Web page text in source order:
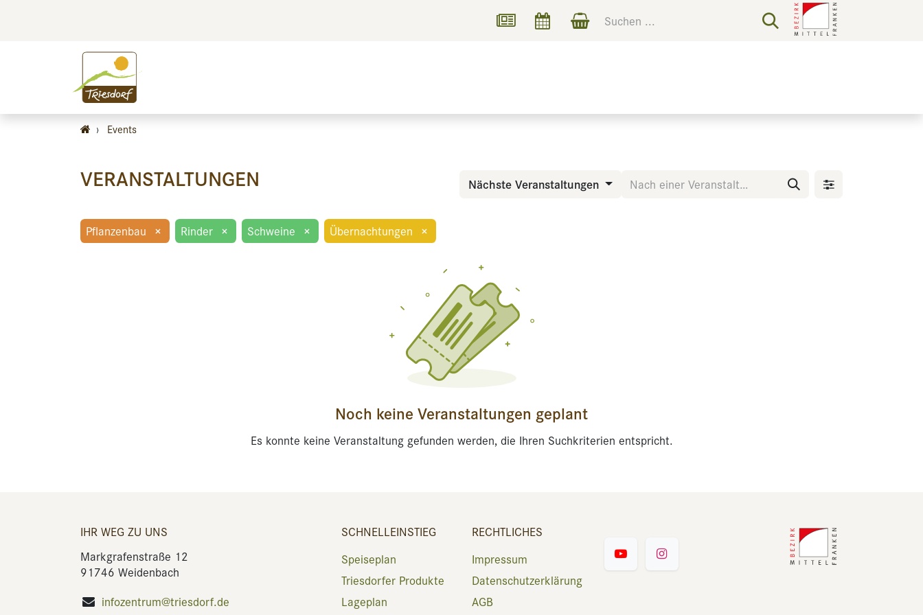
› Events
VERANSTALTUNGEN Nächste Veranstaltungen
Pflanzenbau × Rinder × Schweine × Übernachtungen ×
Noch keine Veranstaltungen geplant
Es konnte keine Veranstaltung gefunden werden, die Ihren Suchkriterien entspricht.
IHR WEG ZU UNS
Markgrafenstraße 12
91746 Weidenbach
infozentrum@triesdorf.de
SCHNELLEINSTIEG
Speiseplan
Triesdorfer Produkte
Lageplan
RECHTLICHES
Impressum
Datenschutzerklärung
AGB